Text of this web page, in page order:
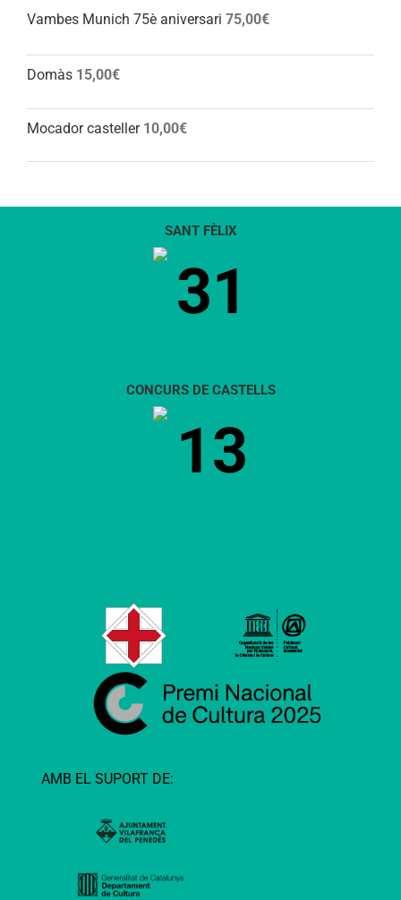
Vambes Munich 75è aniversari 75,00€
Domàs 15,00€
Mocador casteller 10,00€
SANT FÈLIX
31
CONCURS DE CASTELLS
13
AMB EL SUPORT DE: